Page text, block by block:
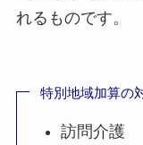
れるものです。
特別地域加算の
訪問介護